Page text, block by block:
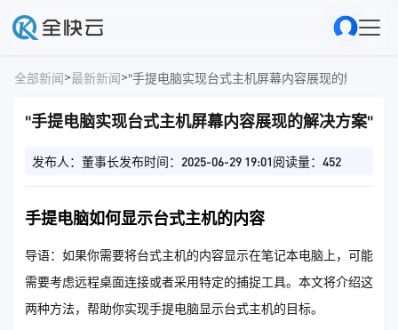
全部新闻>最新新闻>"手提电脑实现台式主机屏幕内容展现的解决方案"
"手提电脑实现台式主机屏幕内容展现的解决方案"
发布人：董事长发布时间：2025-06-29 19:01阅读量：452
手提电脑如何显示台式主机的内容
导语：如果你需要将台式主机的内容显示在笔记本电脑上，可能
需要考虑远程桌面连接或者采用特定的捕捉工具。本文将介绍这
两种方法，帮助你实现手提电脑显示台式主机的目标。